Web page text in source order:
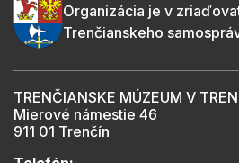
Organizácia je v
Trenčianskeho
TRENČIANSKE MÚZEUM V
Mierové námestie 46
911 01 Trenčín